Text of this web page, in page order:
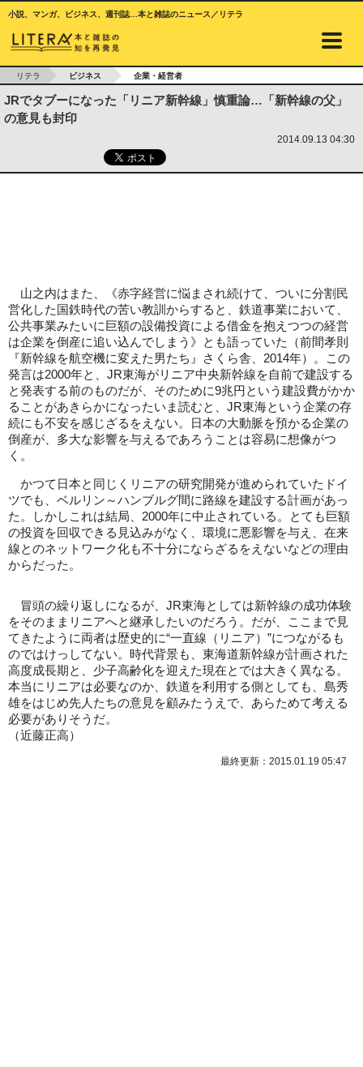
小説、マンガ、ビジネス、週刊誌…本と雑誌のニュース／リテラ
リテラ ビジネス 企業・経営者
JRでタブーになった「リニア新幹線」慎重論…「新幹線の父」
の意見も封印
2014.09.13 04:30
山之内はまた、《赤字経営に悩まされ続けて、ついに分割民
営化した国鉄時代の苦い教訓からすると、鉄道事業において、
公共事業みたいに巨額の設備投資による借金を抱えつつの経営
は企業を倒産に追い込んでしまう》とも語っていた（前間孝則
『新幹線を航空機に変えた男たち』さくら舎、2014年）。この
発言は2000年と、JR東海がリニア中央新幹線を自前で建設する
と発表する前のものだが、そのために9兆円という建設費がかか
ることがあきらかになったいま読むと、JR東海という企業の存
続にも不安を感じざるをえない。日本の大動脈を預かる企業の
倒産が、多大な影響を与えるであろうことは容易に想像がつ
く。
かつて日本と同じくリニアの研究開発が進められていたドイ
ツでも、ベルリン～ハンブルグ間に路線を建設する計画があっ
た。しかしこれは結局、2000年に中止されている。とても巨額
の投資を回収できる見込みがなく、環境に悪影響を与え、在来
線とのネットワーク化も不十分にならざるをえないなどの理由
からだった。
冒頭の繰り返しになるが、JR東海としては新幹線の成功体験
をそのままリニアへと継承したいのだろう。だが、ここまで見
てきたように両者は歴史的に“一直線（リニア）”につながるも
のではけっしてない。時代背景も、東海道新幹線が計画された
高度成長期と、少子高齢化を迎えた現在とでは大きく異なる。
本当にリニアは必要なのか、鉄道を利用する側としても、島秀
雄をはじめ先人たちの意見を顧みたうえで、あらためて考える
必要がありそうだ。
（近藤正高）
最終更新：2015.01.19 05:47